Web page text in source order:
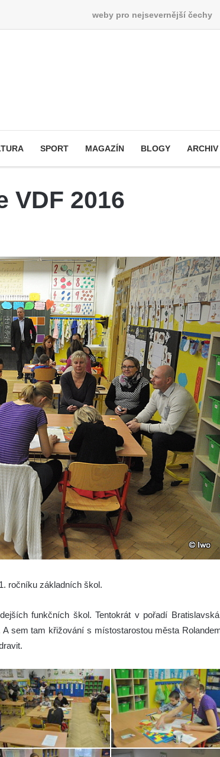
weby pro nejsevernější čechy
SPORT MAGAZÍN BLOGY ARCHIV
VDF 2016
ročníku základních škol.
funkčních škol. Tentokrát v pořadí
sem tam křižování s místostarostou města